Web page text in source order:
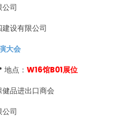
司
设有限公司
大会
地点： W16馆B01展位
品进出口商会
司